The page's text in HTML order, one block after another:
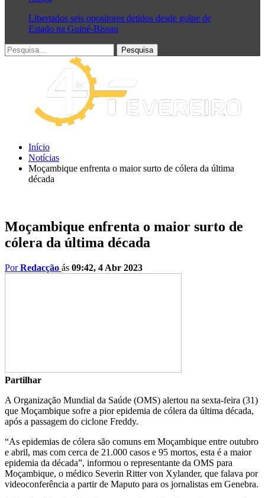
Libertados seis opositores detidos desde golpe de
Estado na Guiné-Bissau
Início
Notícias
Moçambique enfrenta o maior surto de cólera da última
década
Moçambique enfrenta o maior surto de
cólera da última década
PorRedacção ás 09:42, 4 Abr 2023
Partilhar
A Organização Mundial da Saúde (OMS) alertou na sexta-feira (31)
que Moçambique sofre a pior epidemia de cólera da última década,
após a passagem do ciclone Freddy.
“As epidemias de cólera são comuns em Moçambique entre outubro
e abril, mas com cerca de 21.000 casos e 95 mortos, esta é a maior
epidemia da década”, informou o representante da OMS para
Moçambique, o médico Severin Ritter von Xylander, que falava por
videoconferência a partir de Maputo para os jornalistas em Genebra.